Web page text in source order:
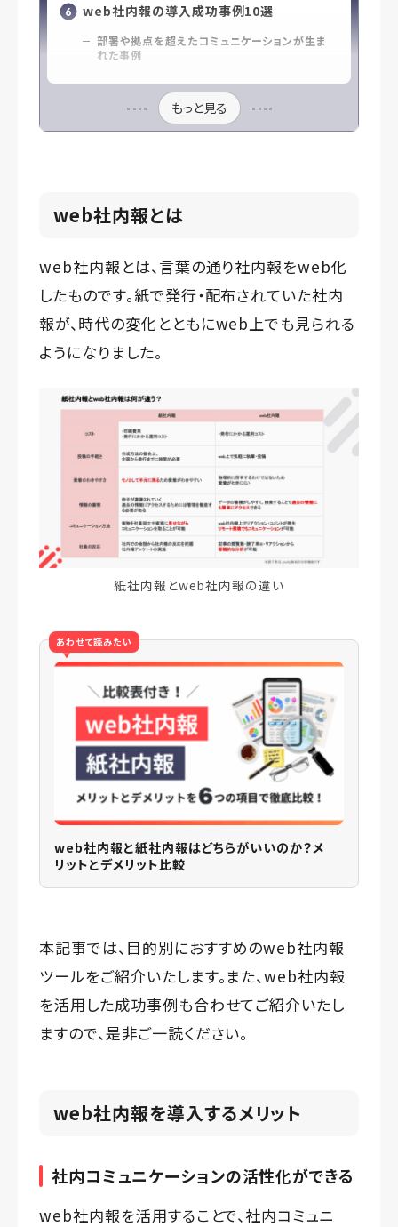
web社内報の導入成功事例10選
部署や拠点を超えたコミュニケーションが生ま
れた事例
もっと見る
web社内報とは
web社内報とは、言葉の通り社内報をweb化
したものです。紙で発行・配布されていた社内
報が、時代の変化とともにweb上でも見られる
ようになりました。
紙社内報とweb社内報の違い
あわせて読みたい
web社内報と紙社内報はどちらがいいのか？メ
リットとデメリット比較
本記事では、目的別におすすめのweb社内報
ツールをご紹介いたします。また、web社内報
を活用した成功事例も合わせてご紹介いたし
ますので、是非ご一読ください。
web社内報を導入するメリット
社内コミュニケーションの活性化ができる
web社内報を活用することで、社内コミュニ